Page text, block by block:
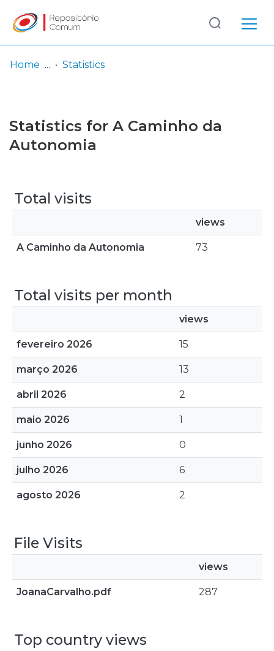
Browse repository
Log
In
(current)
Home Statistics
Statistics for A Caminho da
Autonomia
Total visits
views
A Caminho da Autonomia 73
Total visits per month
views
fevereiro 2026 15
março 2026 13
abril 2026 2
maio 2026 1
junho 2026 0
julho 2026 6
agosto 2026 2
File Visits
views
JoanaCarvalho.pdf 287
Top country views